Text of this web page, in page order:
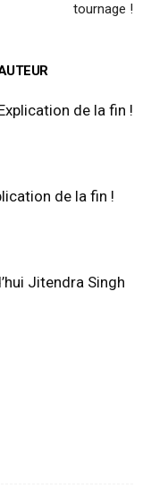
tournage !
de la fin !
de la fin !
Jitendra Singh